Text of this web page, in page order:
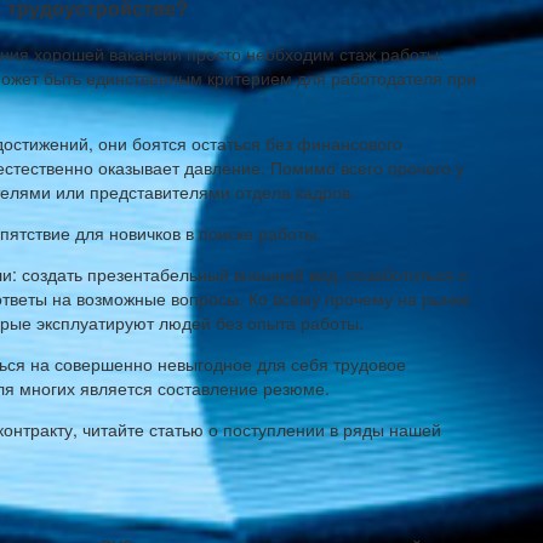
хорошей вакансии просто необходим стаж работы.
быть единственным критерием для работодателя при
они боятся остаться без финансового
оказывает давление. Помимо всего прочего у
или представителями отдела кадров.
для новичков в поиске работы.
создать презентабельный внешний вид, позаботиться о
на возможные вопросы. Ко всему прочему на рынке
эксплуатируют людей без опыта работы.
на совершенно невыгодное для себя трудовое
многих является составление резюме.
читайте статью о поступлении в ряды нашей